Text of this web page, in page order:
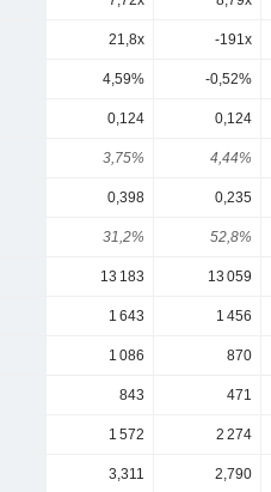
21,8x -191x
4,59% -0,52%
0,124 0,124
3,75% 4,44%
0,398 0,235
31,2% 52,8%
13 183 13 059
1 643 1 456
1 086 870
843 471
1 572 2 274
3,311 2,790